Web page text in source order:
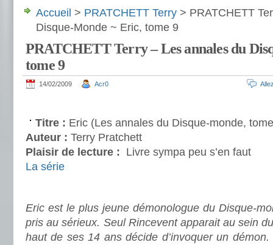
Accueil > PRATCHETT Terry > PRATCHETT
Disque-Monde ~ Eric, tome 9
PRATCHETT Terry – Les annales du
tome 9
14/02/2009 Acr0
Titre : Eric (Les annales du Disque-monde,
Auteur : Terry Pratchett
Plaisir de lecture : Livre sympa peu s’en faut
La série
Eric est le plus jeune démonologue du Disque-
pris au sérieux. Seul Rincevent apparait au sein
haut de ses 14 ans décide d’invoquer un